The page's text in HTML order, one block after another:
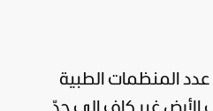
عدد المنظمات الطبية